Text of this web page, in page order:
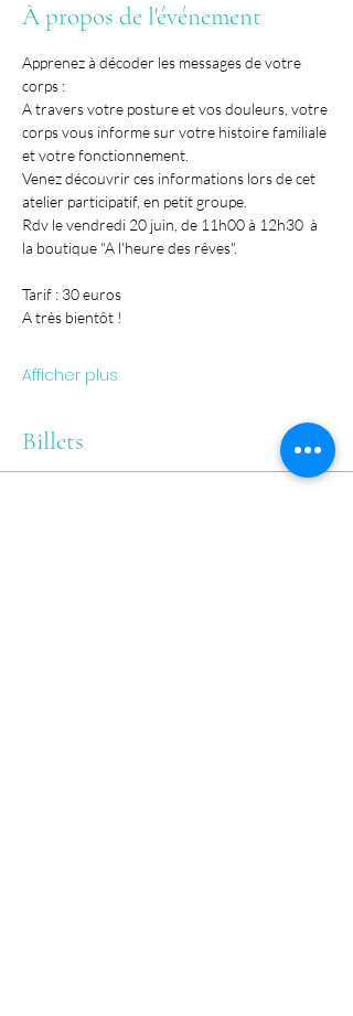
À propos de l'événement
Apprenez à décoder les messages de votre
corps :
A travers votre posture et vos douleurs, votre
corps vous informe sur votre histoire familiale
et votre fonctionnement.
Venez découvrir ces informations lors de cet
atelier participatif, en petit groupe.
Rdv le vendredi 20 juin, de 11h00 à 12h30  à
la boutique "A l'heure des rêves".
Tarif : 30 euros
A très bientôt !
Afficher plus
Billets